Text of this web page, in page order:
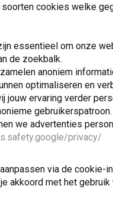
cookies welke
essentieel om onze
de zoekbalk.
anoniem
optimaliseren en
jouw ervaring verder
gebruikerspatroon.
we advertenties
privacy/
via de cookie-
akkoord met het